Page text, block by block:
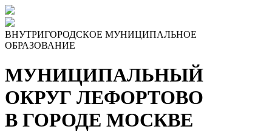
ВНУТРИГОРОДСКОЕ МУНИЦИПАЛЬНОЕ
ОБРАЗОВАНИЕ
МУНИЦИПАЛЬНЫЙ
ОКРУГ ЛЕФОРТОВО
В ГОРОДЕ МОСКВЕ